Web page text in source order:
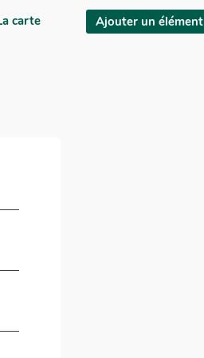
carte Ajouter un élément